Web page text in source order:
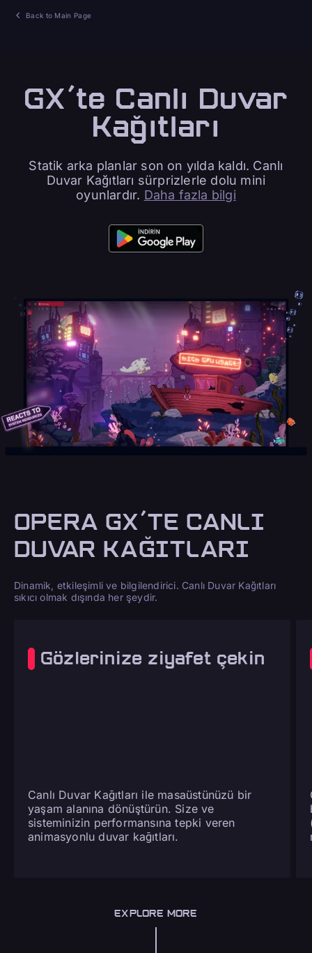
Back to Main Page
GX'te Canlı Duvar
Kağıtları
Statik arka planlar son on yılda kaldı. Canlı
Duvar Kağıtları sürprizlerle dolu mini
oyunlardır. Daha fazla bilgi
OPERA GX'TE CANLI
DUVAR KAĞITLARI
Dinamik, etkileşimli ve bilgilendirici. Canlı Duvar Kağıtları
sıkıcı olmak dışında her şeydir.
Gözlerinize ziyafet çekin
Canlı Duvar Kağıtları ile masaüstünüzü bir
yaşam alanına dönüştürün. Size ve
sisteminizin performansına tepki veren
animasyonlu duvar kağıtları.
EXPLORE MORE